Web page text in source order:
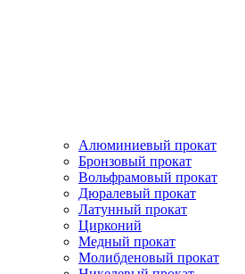
Алюминиевый прокат
Бронзовый прокат
Вольфрамовый прокат
Дюралевый прокат
Латунный прокат
Цирконий
Медный прокат
Молибденовый прокат